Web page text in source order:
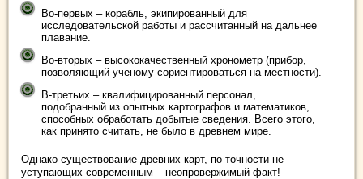
Во-первых – корабль, экипированный для
исследовательской работы и рассчитанный на дальнее
плавание.
Во-вторых – высококачественный хронометр (прибор,
позволяющий ученому сориентироваться на местности).
В-третьих – квалифицированный персонал,
подобранный из опытных картографов и математиков,
способных обработать добытые сведения. Всего этого,
как принято считать, не было в древнем мире.
Однако существование древних карт, по точности не
уступающих современным – неопровержимый факт!